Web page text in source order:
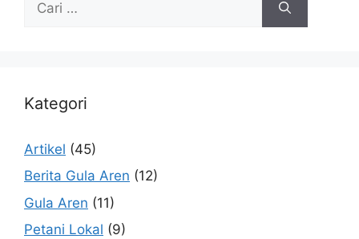
Kategori
Artikel (45)
Berita Gula Aren (12)
Gula Aren (11)
Petani Lokal (9)